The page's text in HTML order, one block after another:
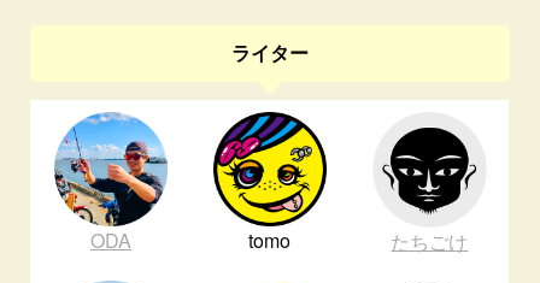
ライター
ODA tomo たちごけ